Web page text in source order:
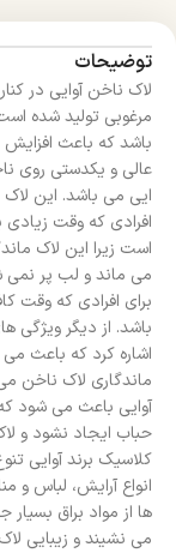
توضیحات
لاک ناخن آوایی در
مرغوبی تولید شده
باشد که باعث
عالی و یکدستی روی
ایی می باشد. این
افرادی که وقت زیادی
می ماند و لب پر
برای افرادی که وقت
باشد. از دیگر ویژگی
اشاره کرد که باعث
ماندگاری لاک ناخن
آوایی باعث می شود
حباب ایجاد نشود و
کلاسیک برند آوایی
انواع آرایش، لباس
ها از مواد براق
می نشیند و زیبایی